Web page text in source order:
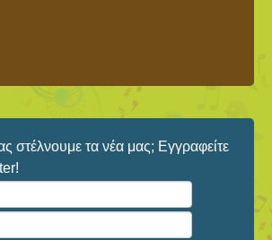
στέλνουμε τα νέα μας; Εγγραφείτε